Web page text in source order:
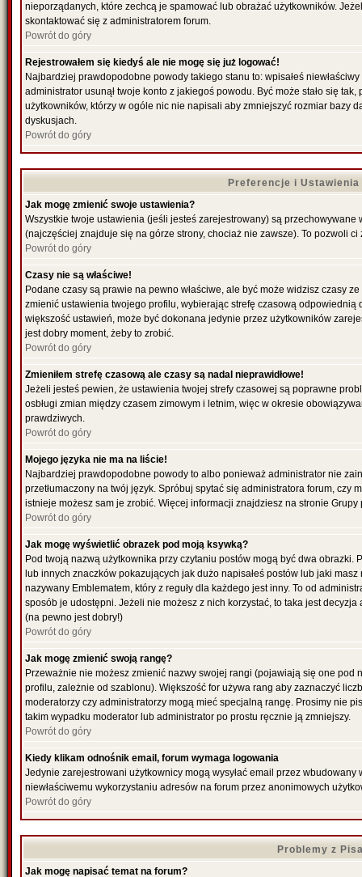
nieporządanych, które zechcą je spamować lub obrażać użytkowników.
skontaktować się z administratorem forum.
Powrót do góry
Rejestrowałem się kiedyś ale nie mogę się już logować!
Najbardziej prawdopodobne powody takiego stanu to: wpisałeś
administrator usunął twoje konto z jakiegoś powodu. Być może stało się
użytkowników, którzy w ogóle nic nie napisali aby zmniejszyć rozmiar bazy
dyskusjach.
Powrót do góry
Preferencje i
Jak mogę zmienić swoje ustawienia?
Wszystkie twoje ustawienia (jeśli jesteś zarejestrowany) są
(najczęściej znajduje się na górze strony, chociaż nie zawsze). To pozwoli
Powrót do góry
Czasy nie są właściwe!
Podane czasy są prawie na pewno właściwe, ale być może widzisz czasy
zmienić ustawienia twojego profilu, wybierając strefę czasową
większość ustawień, może być dokonana jedynie przez użytkowników
jest dobry moment, żeby to zrobić.
Powrót do góry
Zmieniłem strefę czasową ale czasy są nadal nieprawidłowe!
Jeżeli jesteś pewien, że ustawienia twojej strefy czasowej są poprawne
osbługi zmian między czasem zimowym i letnim, więc w okresie
prawdziwych.
Powrót do góry
Mojego języka nie ma na liście!
Najbardziej prawdopodobne powody to albo ponieważ administrator nie
przetłumaczony na twój język. Spróbuj spytać się administratora forum, czy
istnieje możesz sam je zrobić. Więcej informacji znajdziesz na stronie
Powrót do góry
Jak mogę wyświetlić obrazek pod moją ksywką?
Pod twoją nazwą użytkownika przy czytaniu postów mogą być dwa
lub innych znaczków pokazujących jak dużo napisałeś postów lub jaki
nazywany Emblematem, który z reguły dla każdego jest inny. To od
sposób je udostępni. Jeżeli nie możesz z nich korzystać, to taka jest
(na pewno jest dobry!)
Powrót do góry
Jak mogę zmienić swoją rangę?
Przeważnie nie możesz zmienić nazwy swojej rangi (pojawiają się one pod
profilu, zależnie od szablonu). Większość for używa rang aby zaznaczyć
moderatorzy czy administratorzy mogą mieć specjalną rangę. Prosimy nie
takim wypadku moderator lub administrator po prostu ręcznie ją zmniejszy.
Powrót do góry
Kiedy klikam odnośnik email, forum wymaga logowania
Jedynie zarejestrowani użytkownicy mogą wysyłać email przez wbudowany
niewłaściwemu wykorzystaniu adresów na forum przez anonimowych
Powrót do góry
Problemy z
Jak mogę napisać temat na forum?